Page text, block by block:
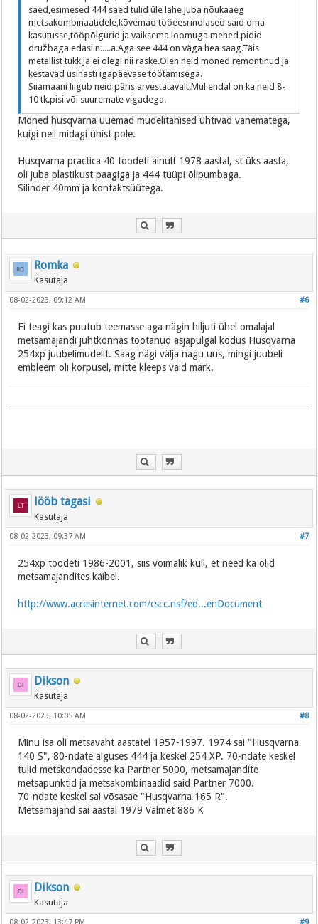
saed,esimesed 444 saed tulid üle lahe juba nõukaaeg
metsakombinaatidele,kõvemad tööeesrindlased said oma
kasutusse,tööpõlgurid ja vaiksema loomuga mehed pidid
družbaga edasi n.....a.Aga see 444 on väga hea saag.Täis
metallist tükk ja ei olegi nii raske.Olen neid mõned remontinud ja
kestavad usinasti igapäevase töötamisega.
Siiamaani liigub neid päris arvestatavalt.Mul endal on ka neid 8-
10 tk.pisi või suuremate vigadega.
Mõned husqvarna uuemad mudelitähised ühtivad vanematega,
kuigi neil midagi ühist pole.
Husqvarna practica 40 toodeti ainult 1978 aastal, st üks aasta,
oli juba plastikust paagiga ja 444 tüüpi õlipumbaga.
Silinder 40mm ja kontaktsüütega.
Romka
Kasutaja
#6
08-02-2023, 09:12 AM
Ei teagi kas puutub teemasse aga nägin hiljuti ühel omalajal
metsamajandi juhtkonnas töötanud asjapulgal kodus Husqvarna
254xp juubelimudelit. Saag nägi välja nagu uus, mingi juubeli
embleem oli korpusel, mitte kleeps vaid märk.
lööb tagasi
Kasutaja
#7
08-02-2023, 09:37 AM
254xp toodeti 1986-2001, siis võimalik küll, et need ka olid
metsamajandites käibel.
http://www.acresinternet.com/cscc.nsf/ed...enDocument
Dikson
Kasutaja
#8
08-02-2023, 10:05 AM
Minu isa oli metsavaht aastatel 1957-1997. 1974 sai "Husqvarna
140 S", 80-ndate alguses 444 ja keskel 254 XP. 70-ndate keskel
tulid metskondadesse ka Partner 5000, metsamajandite
metsapunktid ja metsakombinaadid said Partner 7000.
70-ndate keskel sai võsasae "Husqvarna 165 R".
Metsamajand sai aastal 1979 Valmet 886 K
Dikson
Kasutaja
#9
08-02-2023, 13:47 PM